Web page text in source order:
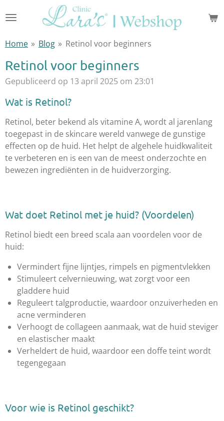
direct
de
hoofdinhoud
Home » Blog » Retinol voor beginners
Retinol voor beginners
Gepubliceerd op 13 april 2025 om 23:01
Wat is Retinol?
Retinol, beter bekend als vitamine A, wordt al jarenlang
toegepast in de skincare wereld vanwege de gunstige
effecten op de huid. Het helpt de algehele huidkwaliteit
te verbeteren en is een van de meest onderzochte en
bewezen ingrediënten in de huidverzorging.
Wat doet Retinol met je huid? (Voordelen)
Retinol biedt een breed scala aan voordelen voor de
huid:
Vermindert fijne lijntjes, rimpels en pigmentvlekken
Stimuleert celvernieuwing, wat zorgt voor een
gladdere huid
Reguleert talgproductie, waardoor onzuiverheden en
acne verminderen
Verhoogt de collageen aanmaak, wat de huid steviger
en elastischer maakt
Verheldert de huid, waardoor een doffe teint wordt
tegengegaan
Voor wie is Retinol geschikt?